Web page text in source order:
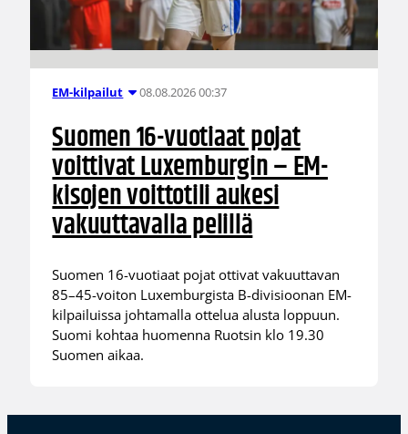
EM-kilpailut 08.08.2026 00:37
Suomen 16-vuotiaat pojat
voittivat Luxemburgin – EM-
kisojen voittotili aukesi
vakuuttavalla pelillä
Suomen 16-vuotiaat pojat ottivat vakuuttavan
85–45-voiton Luxemburgista B-divisioonan EM-
kilpailuissa johtamalla ottelua alusta loppuun.
Suomi kohtaa huomenna Ruotsin klo 19.30
Suomen aikaa.